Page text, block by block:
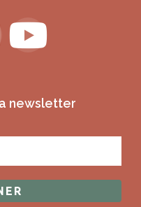
newsletter